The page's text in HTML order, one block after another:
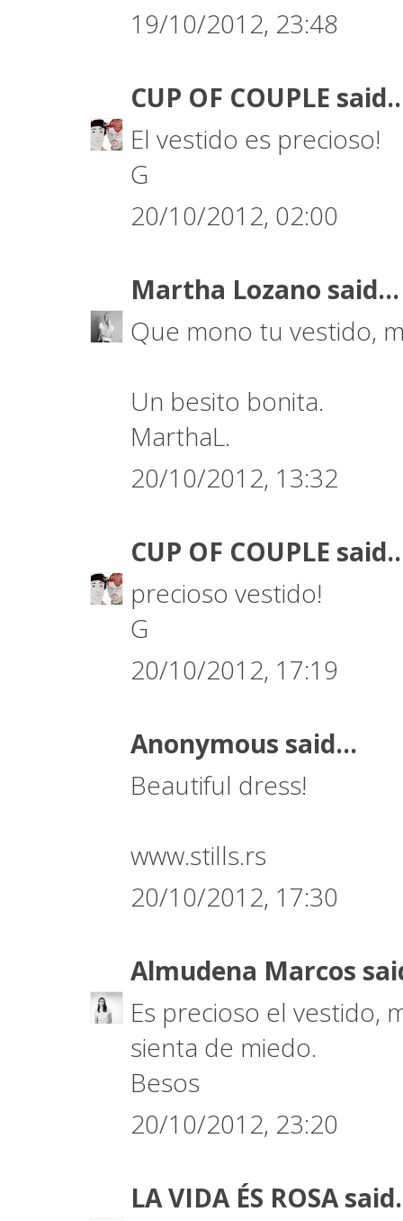
19/10/2012, 23:48
CUP OF COUPLE
El vestido es precioso!
G
20/10/2012, 02:00
Martha Lozano said...
Que mono tu vestido,
Un besito bonita.
MarthaL.
20/10/2012, 13:32
CUP OF COUPLE
precioso vestido!
G
20/10/2012, 17:19
Anonymous said...
Beautiful dress!
www.stills.rs
20/10/2012, 17:30
Almudena Marcos
Es precioso el vestido,
sienta de miedo.
Besos
20/10/2012, 23:20
LA VIDA ÉS ROSA